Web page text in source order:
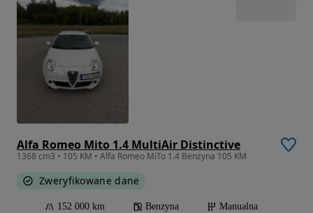
Alfa Romeo Mito 1.4 MultiAir Distinctive
1368 cm3 • 105 KM • Alfa Romeo MiTo 1.4 Benzyna 105 KM
Zweryfikowane dane
152 000 km Benzyna
Manualna